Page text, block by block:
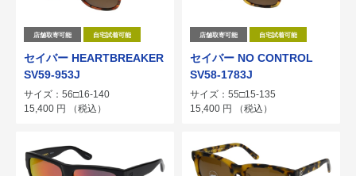
店舗取寄可能 自宅試着可能
セイバー HEARTBREAKER
SV59-953J
サイズ：56□16-140
15,400 円 （税込）
店舗取寄可能 自宅試着可能
セイバー NO CONTROL
SV58-1783J
サイズ：55□15-135
15,400 円 （税込）